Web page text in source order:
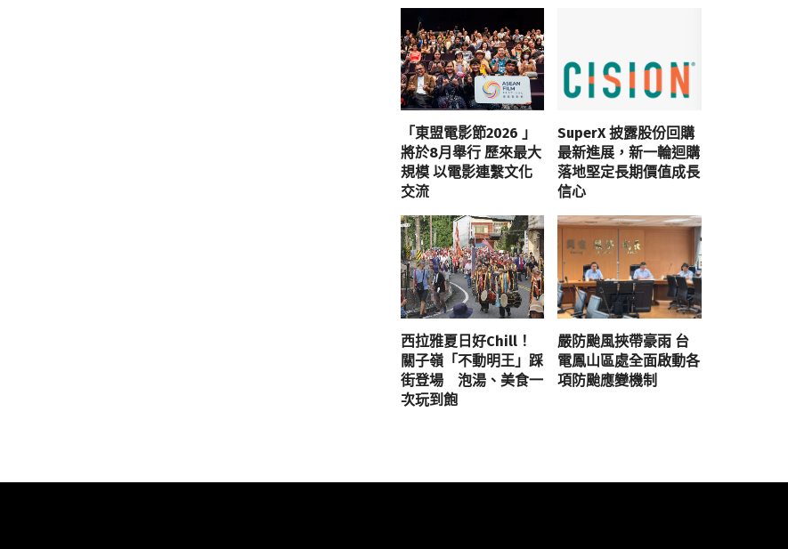
「東盟電影節2026 」
將於8月舉行 歷來最大
規模 以電影連繫文化
交流
SuperX 披露股份回購
最新進展，新一輪迴購
落地堅定長期價值成長
信心
西拉雅夏日好Chill！
關子嶺「不動明王」踩
街登場 泡湯、美食一
次玩到飽
嚴防颱風挾帶豪雨 台
電鳳山區處全面啟動各
項防颱應變機制